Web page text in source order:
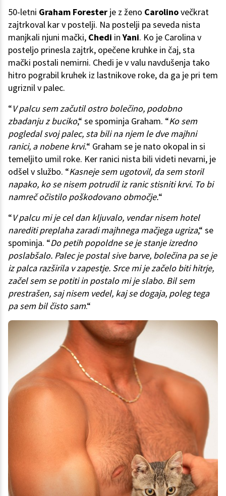
50-letni Graham Forester je z ženo Carolinovečkrat
zajtrkoval kar v postelji. Na postelji pa seveda nista
manjkali njuni mački, Chedi inYani. Ko je Carolina v
posteljo prinesla zajtrk, opečene kruhke in čaj, sta
mački postali nemirni. Chedi je v valu navdušenja tako
hitro pograbil kruhek iz lastnikove roke, da ga je pri tem
ugriznil v palec.
“V palcu sem začutil ostro bolečino, podobno
zbadanju z buciko,“ se spominja Graham. “Ko sem
pogledal svoj palec, sta bili na njem le dve majhni
ranici, a nobene krvi.“ Graham se je nato okopal in si
temeljito umil roke. Ker ranici nista bili videti nevarni, je
odšel v službo. “Kasneje sem ugotovil, da sem storil
napako, ko se nisem potrudil iz ranic stisniti krvi. To bi
namreč očistilo poškodovano območje.“
“V palcu mi je cel dan kljuvalo, vendar nisem hotel
narediti preplaha zaradi majhnega mačjega ugriza,“ se
spominja. “Do petih popoldne se je stanje izredno
poslabšalo. Palec je postal sive barve, bolečina pa se je
iz palca razširila v zapestje. Srce mi je začelo biti hitrje,
začel sem se potiti in postalo mi je slabo. Bil sem
prestrašen, saj nisem vedel, kaj se dogaja, poleg tega
pa sem bil čisto sam.“